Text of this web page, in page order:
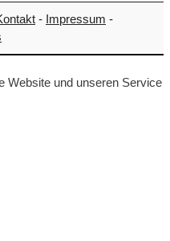
- Impressum -
Website und unseren Service